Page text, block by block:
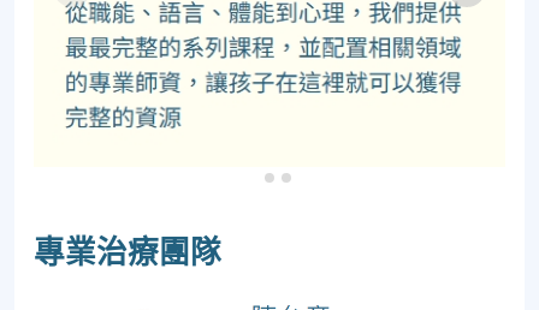
專業治療團隊